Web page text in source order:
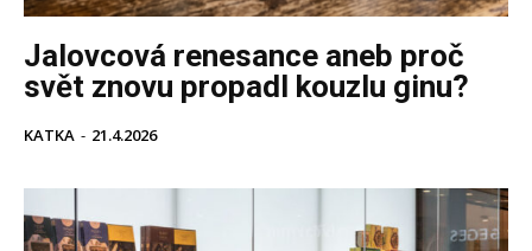
Jalovcová renesance aneb proč
svět znovu propadl kouzlu ginu?
KATKA - 21.4.2026